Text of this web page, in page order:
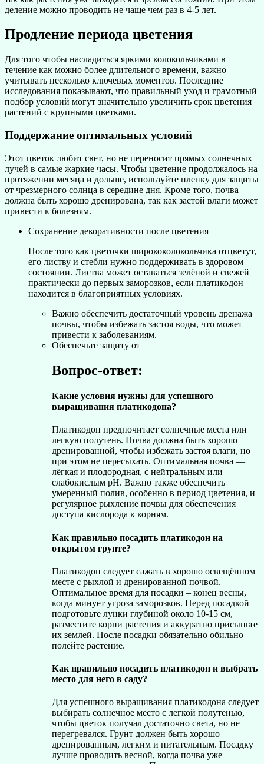
деление можно проводить не чаще чем раз в 4-5 лет.
Продление периода цветения
Для того чтобы насладиться яркими колокольчиками в
течение как можно более длительного времени, важно
учитывать несколько ключевых моментов. Последние
исследования показывают, что правильный уход и грамотный
подбор условий могут значительно увеличить срок цветения
растений с крупными цветками.
Поддержание оптимальных условий
Этот цветок любит свет, но не переносит прямых солнечных
лучей в самые жаркие часы. Чтобы цветение продолжалось на
протяжении месяца и дольше, используйте пленку для защиты
от чрезмерного солнца в середине дня. Кроме того, почва
должна быть хорошо дренирована, так как застой влаги может
привести к болезням.
Сохранение декоративности после цветения
После того как цветочки ширококолокольчика отцветут,
его листву и стебли нужно поддерживать в здоровом
состоянии. Листва может оставаться зелёной и свежей
практически до первых заморозков, если платикодон
находится в благоприятных условиях.
Важно обеспечить достаточный уровень дренажа
почвы, чтобы избежать застоя воды, что может
привести к заболеваниям.
Обеспечьте защиту от
Вопрос-ответ:
Какие условия нужны для успешного
выращивания платикодона?
Платикодон предпочитает солнечные места или
легкую полутень. Почва должна быть хорошо
дренированной, чтобы избежать застоя влаги, но
при этом не пересыхать. Оптимальная почва —
лёгкая и плодородная, с нейтральным или
слабокислым pH. Важно также обеспечить
умеренный полив, особенно в период цветения, и
регулярное рыхление почвы для обеспечения
доступа кислорода к корням.
Как правильно посадить платикодон на
открытом грунте?
Платикодон следует сажать в хорошо освещённом
месте с рыхлой и дренированной почвой.
Оптимальное время для посадки – конец весны,
когда минует угроза заморозков. Перед посадкой
подготовьте лунки глубиной около 10-15 см,
разместите корни растения и аккуратно присыпьте
их землей. После посадки обязательно обильно
полейте растение.
Как правильно посадить платикодон и выбрать
место для него в саду?
Для успешного выращивания платикодона следует
выбирать солнечное место с легкой полутенью,
чтобы цветок получал достаточно света, но не
перегревался. Грунт должен быть хорошо
дренированным, легким и питательным. Посадку
лучше проводить весной, когда почва уже